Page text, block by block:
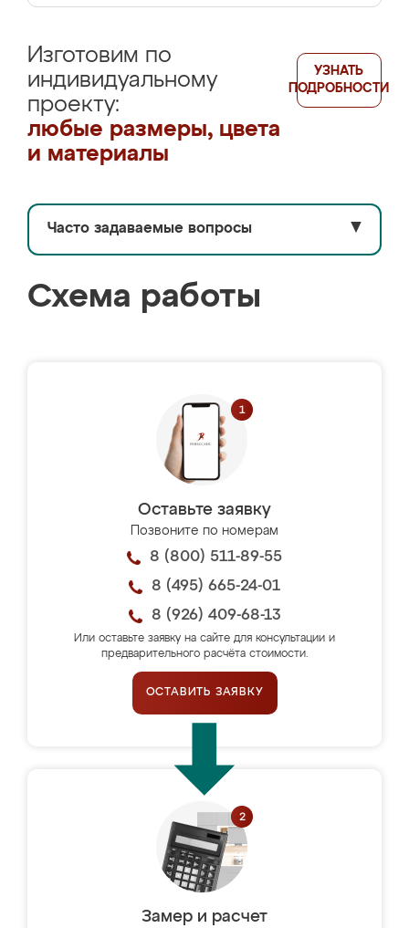
Изготовим по
индивидуальному
проекту:
любые размеры, цвета
и материалы
УЗНАТЬ
ПОДРОБНОСТИ
Часто задаваемые вопросы ▼
Схема работы
Оставьте заявку
Позвоните по номерам
8 (800) 511-89-55
8 (495) 665-24-01
8 (926) 409-68-13
Или оставьте заявку на сайте для консультации и
предварительного расчёта стоимости.
ОСТАВИТЬ ЗАЯВКУ
Замер и расчет